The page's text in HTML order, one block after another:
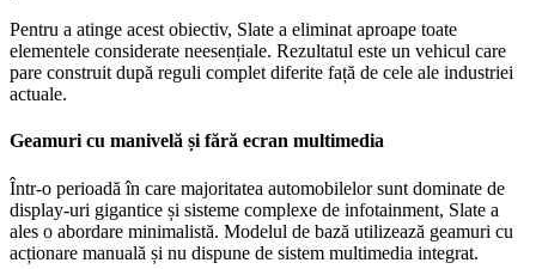
Pentru a atinge acest obiectiv, Slate a eliminat aproape toate
elementele considerate neesențiale. Rezultatul este un vehicul care
pare construit după reguli complet diferite față de cele ale industriei
actuale.
Geamuri cu manivelă și fără ecran multimedia
Într-o perioadă în care majoritatea automobilelor sunt dominate de
display-uri gigantice și sisteme complexe de infotainment, Slate a
ales o abordare minimalistă. Modelul de bază utilizează geamuri cu
acționare manuală și nu dispune de sistem multimedia integrat.